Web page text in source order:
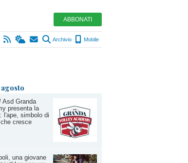
ABBONATI
Archivio Mobile
Asd Granda
presenta la
l'ape, simbolo di
cresce
una giovane